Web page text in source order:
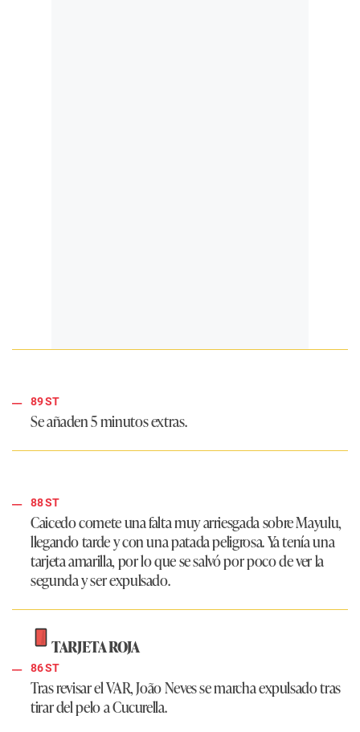
89 ST
Se añaden 5 minutos extras.
88 ST
Caicedo comete una falta muy arriesgada sobre Mayulu,
llegando tarde y con una patada peligrosa. Ya tenía una
tarjeta amarilla, por lo que se salvó por poco de ver la
segunda y ser expulsado.
TARJETA ROJA
86 ST
Tras revisar el VAR, João Neves se marcha expulsado tras
tirar del pelo a Cucurella.